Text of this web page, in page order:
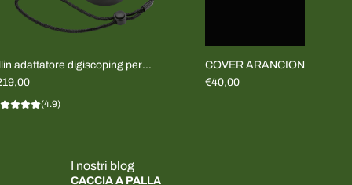
adattatore digiscoping per
(KIT COMPLETO)
(4.9)
COVER ARANCIONE
€40,00
I nostri blog
CACCIA A PALLA